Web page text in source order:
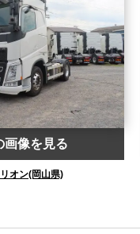
画像を見る
オン(岡山県)